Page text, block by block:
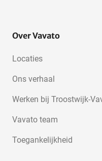
Over Vavato
Locaties
Ons verhaal
Werken bij Troostwijk-
Vavato team
Toegankelijkheid